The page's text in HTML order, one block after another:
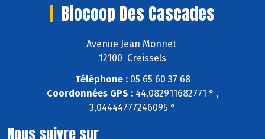
Biocoop Des Cascades
Avenue Jean Monnet
12100 Creissels
Téléphone :05 65 60 37 68
Coordonnées GPS :44,082911682771 ° ,
3,04444777246095 °
Nous suivre sur